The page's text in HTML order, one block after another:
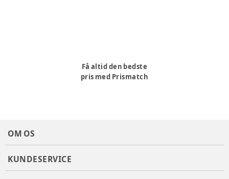
Få altid den bedste
pris med Prismatch
OM OS
KUNDESERVICE